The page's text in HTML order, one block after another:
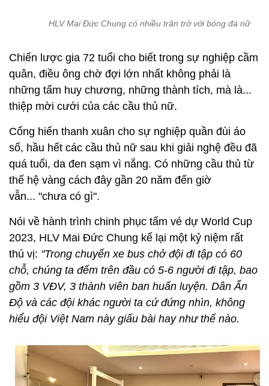
HLV Mai Đức Chung có nhiều trăn trở với bóng đá nữ
Chiến lược gia 72 tuổi cho biết trong sự nghiệp cầm
quân, điều ông chờ đợi lớn nhất không phải là
những tấm huy chương, những thành tích, mà là...
thiệp mời cưới của các cầu thủ nữ.
Cống hiến thanh xuân cho sự nghiệp quần đùi áo
số, hầu hết các cầu thủ nữ sau khi giải nghệ đều đã
quá tuổi, da đen sạm vì nắng. Có những cầu thủ từ
thế hệ vàng cách đây gần 20 năm đến giờ
vẫn... "chưa có gì".
Nói về hành trình chinh phục tấm vé dự World Cup
2023, HLV Mai Đức Chung kể lại một kỷ niệm rất
thú vị: "Trong chuyến xe bus chở đội đi tập có 60
chỗ, chúng ta đếm trên đầu có 5-6 người đi tập, bao
gồm 3 VĐV, 3 thành viên ban huấn luyện. Dân Ấn
Độ và các đội khác người ta cứ đứng nhìn, không
hiểu đội Việt Nam này giấu bài hay như thế nào.